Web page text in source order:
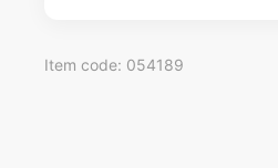
Item code: 054189